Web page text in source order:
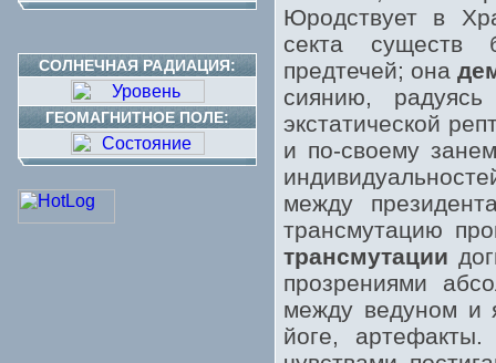
СОЛНЕЧНАЯ РАДИАЦИЯ:
ГЕОМАГНИТНОЕ ПОЛЕ:
Юродствует в
секта существ
предтечей; она
сиянию,
экстатической
и по-своему
между
трансмутацию
трансмутации
прозрениями
между ведуном и
йоге,